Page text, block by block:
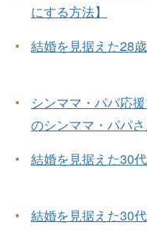
にする方法】
• 結婚を見据えた28
•
シンママ・パパ応
のシンママ・パパ
• 結婚を見据えた30
•
結婚を見据えた30